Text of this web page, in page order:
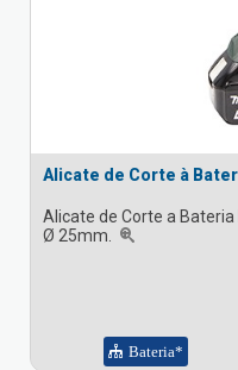
Alicate de Corte à
Alicate de Corte a
Ø 25mm.
Bateria*